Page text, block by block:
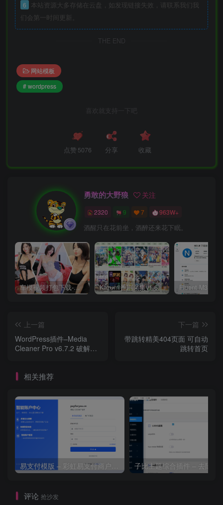
6
本站资源大多存储在云盘，如发现链接失效，请联系我们我
们会第一时间更新。
THE END
网站模板
# wordpress
喜欢就支持一下吧
点赞 5076 分享 收藏
勇敢的大野狼 关注
2320 9 7 963W+
酒醒只在花前坐，酒醉还来花下眠。
车模视频打包下载-高清无水印版 Kazumi番剧采集v1.6.9：支持自定义规则+在线观看+弹幕，跨平台下载
上一篇
WordPress插件–Media
Cleaner Pro v6.7.2 破解版
下一篇
带跳转精美404页面 可自动
跳转首页
相关推荐
子比主题综合插件 – 去除授
评论 抢沙发